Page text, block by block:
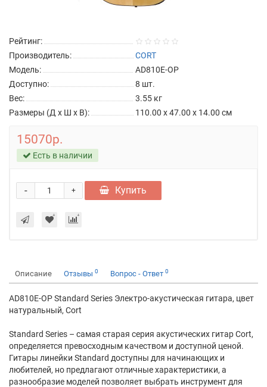
Рейтинг:
Производитель:
CORT
Модель:
AD810E-OP
Доступно:
8 шт.
Вес:
3.55 кг
Размеры (Д x Ш x В):
110.00 x 47.00 x 14.00 см
15070р.
Есть в наличии
+
- Купить
Описание Отзывы 0 Вопрос - Ответ 0
AD810E-OP Standard Series Электро-акустическая гитара, цвет
натуральный, Cort
Standard Series – самая старая серия акустических гитар Cort,
определяется превосходным качеством и доступной ценой.
Гитары линейки Standard доступны для начинающих и
любителей, но предлагают отличные характеристики, а
разнообразие моделей позволяет выбрать инструмент для